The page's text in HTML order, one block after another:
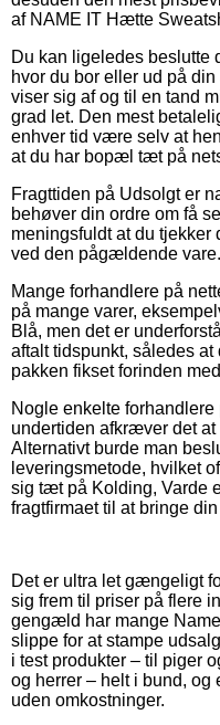
af NAME IT Hætte
Du kan ligeledes beslutte
hvor du bor eller ud på
viser sig af og til en tand
grad let. Den mest
enhver tid være selv at
at du har bopæl tæt på
Fragttiden på Udsolgt er
behøver din ordre om få
meningsfuldt at du tjekker
ved den pågældende vare.
Mange forhandlere på
på mange varer,
Blå, men det er
aftalt tidspunkt, således
pakken fikset forinden
Nogle enkelte forhandlere
undertiden afkræver det
Alternativt burde man
leveringsmetode, hvilket
sig tæt på Kolding, Varde
fragtfirmaet til at bringe
Det er ultra let gængeligt
sig frem til priser på flere
gengæld har mange
slippe for at stampe
i test produkter – til piger
og herrer – helt i bund, og
uden omkostninger.